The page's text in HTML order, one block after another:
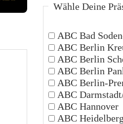
Wähle Deine
ABC Bad
ABC Berlin
ABC Berlin
ABC Berlin
ABC Berlin-
ABC
ABC Hannover
ABC Heidelberg